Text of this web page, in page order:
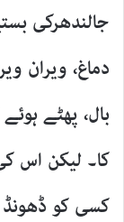
جالندھرکی
دماغ، ویران
بال، پھٹے
کا۔ لیکن اس
کسی کو ڈھونڈ